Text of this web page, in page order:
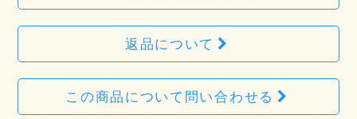
返品について
この商品について問い合わせる